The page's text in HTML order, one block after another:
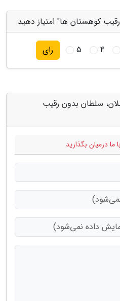
کوهستان ها" امتیاز دهید
4
5 رای
سلطان بدون رقیب
ما درمیان بگذارید